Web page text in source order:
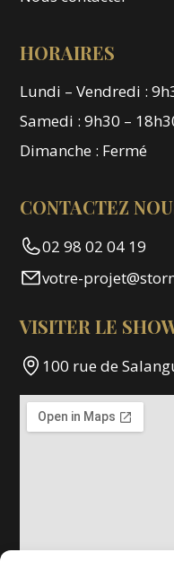
HORAIRES
Lundi – Vendredi :
Samedi : 9h30 –
Dimanche : Fermé
CONTACTEZ
02 98 02 04 19
votre-
VISITER LE
100 rue de